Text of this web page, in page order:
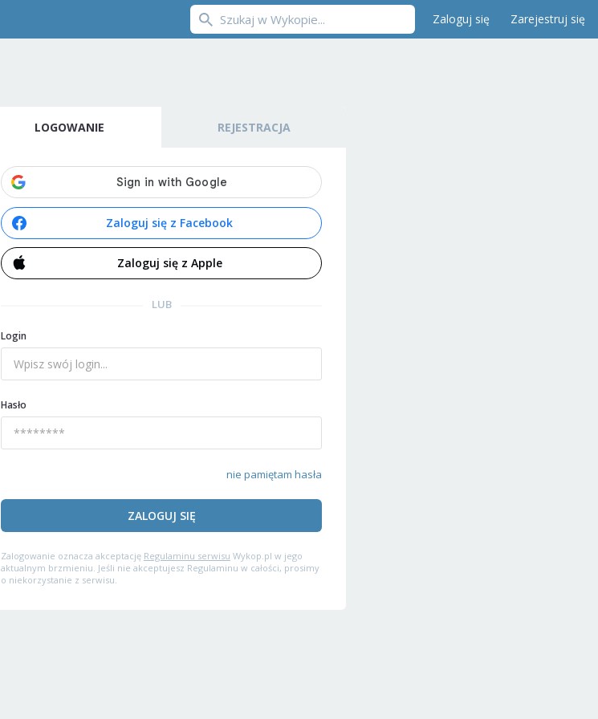
Zaloguj się Zarejestruj się
LOGOWANIE REJESTRACJA
Zaloguj się z Facebook
Zaloguj się z Apple
LUB
Login
Hasło
nie pamiętam hasła
ZALOGUJ SIĘ
Zalogowanie oznacza akceptację Regulaminu serwisu Wykop.pl w jego
aktualnym brzmieniu. Jeśli nie akceptujesz Regulaminu w całości, prosimy
o niekorzystanie z serwisu.